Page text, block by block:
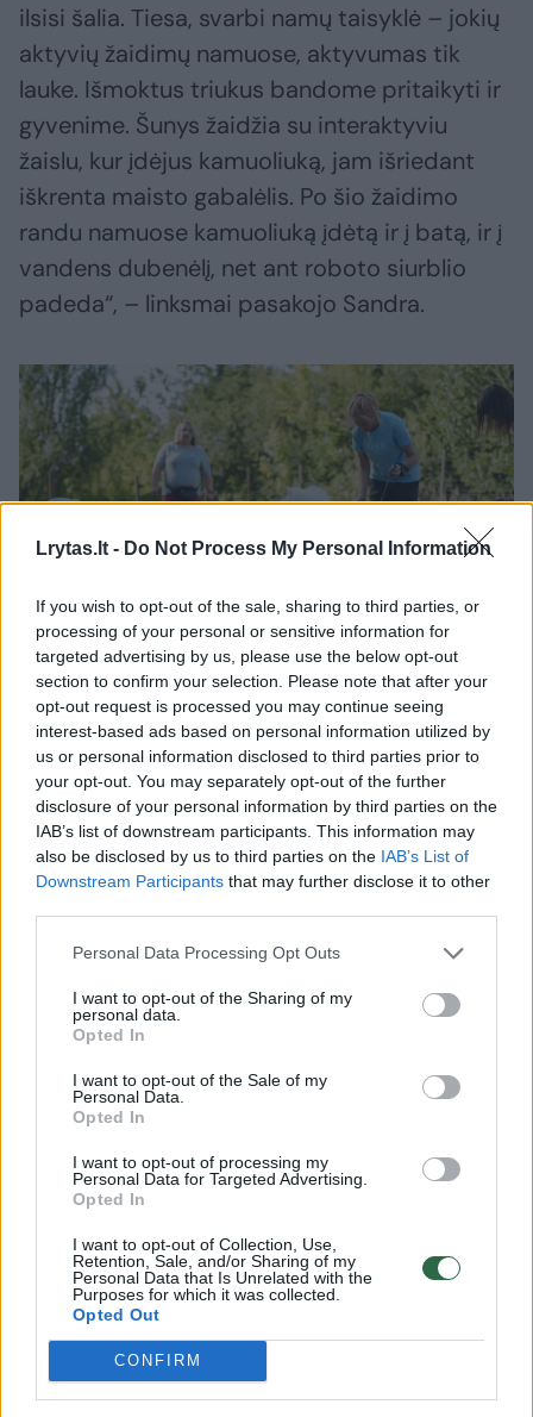
Lrytas.lt - Do Not Process My Personal Information
If you wish to opt-out of the sale, sharing to third parties, or
processing of your personal or sensitive information for
targeted advertising by us, please use the below opt-out
section to confirm your selection. Please note that after your
opt-out request is processed you may continue seeing
interest-based ads based on personal information utilized by
us or personal information disclosed to third parties prior to
your opt-out. You may separately opt-out of the further
disclosure of your personal information by third parties on the
IAB’s list of downstream participants. This information may
also be disclosed by us to third parties on the IAB’s List of
Downstream Participants that may further disclose it to other
Personal Data Processing Opt Outs
I want to opt-out of the Sharing of my
personal data.
Opted In
I want to opt-out of the Sale of my
Personal Data.
Opted In
I want to opt-out of processing my
Personal Data for Targeted Advertising.
Opted In
I want to opt-out of Collection, Use,
Retention, Sale, and/or Sharing of my
Personal Data that Is Unrelated with the
Purposes for which it was collected.
Opted Out
CONFIRM
ilsisi šalia. Tiesa, svarbi namų taisyklė – jokių
aktyvių žaidimų namuose, aktyvumas tik
lauke. Išmoktus triukus bandome pritaikyti ir
gyvenime. Šunys žaidžia su interaktyviu
žaislu, kur įdėjus kamuoliuką, jam išriedant
iškrenta maisto gabalėlis. Po šio žaidimo
randu namuose kamuoliuką įdėtą ir į batą, ir į
vandens dubenėlį, net ant roboto siurblio
padeda“, – linksmai pasakojo Sandra.
Daugiau nuotraukų (13)
Panevėžietė dresuotoja S. Pabrėžienė: „Žmogus moko
šunį, šuo – žmogų“.
Ž.Večiorkutės/“Jūsų Panevėžys“ nuotr.
Nereikia laukti, kol pagaus
S. Pabrėžienė nuolat semiasi žinių, lanko
randa internete, daug jų išmėgina su savo
šunimis ir tik vėliau su mokiniais. Įgytomis
žiniomis ir praktika dalijasi su kitais, pati
veda seminarus. Moko veisėjus šuniukų
neurologinės stimuliacijos, ankstyvosios
socializacijos, nes kaip žinia, pratimai duoda
ir tokių pratimų, kuriuos atliekant, kai
važiuojama automobiliu, keturkojai gali
išvengti pykinimo ar vėmimo. Be to, kaip ir
žmones, taip ir šunis ypač teigiamai veikia
masažai. Po nuoširdaus specialistės darbo